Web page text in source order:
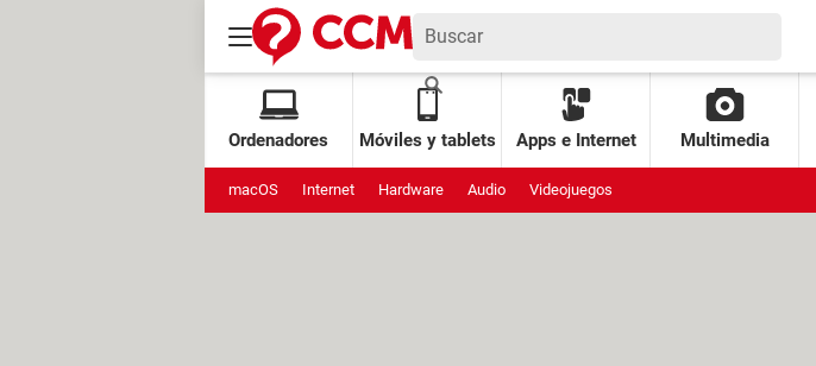
Ordenadores Móviles y tablets Apps e Internet Multimedia
macOS Internet Hardware Audio Videojuegos